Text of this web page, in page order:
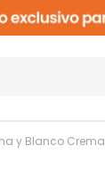
y Blanco Crema